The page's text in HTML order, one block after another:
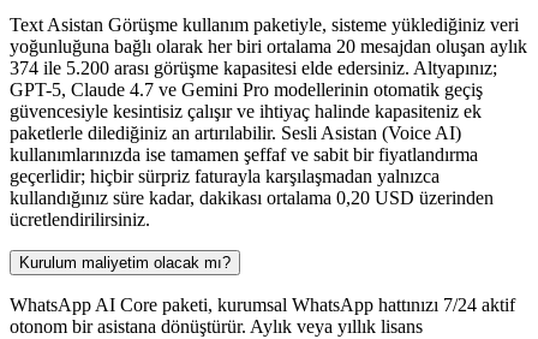
Text Asistan Görüşme kullanım paketiyle, sisteme yüklediğiniz veri
yoğunluğuna bağlı olarak her biri ortalama 20 mesajdan oluşan aylık
374 ile 5.200 arası görüşme kapasitesi elde edersiniz. Altyapınız;
GPT-5, Claude 4.7 ve Gemini Pro modellerinin otomatik geçiş
güvencesiyle kesintisiz çalışır ve ihtiyaç halinde kapasiteniz ek
paketlerle dilediğiniz an artırılabilir. Sesli Asistan (Voice AI)
kullanımlarınızda ise tamamen şeffaf ve sabit bir fiyatlandırma
geçerlidir; hiçbir sürpriz faturayla karşılaşmadan yalnızca
kullandığınız süre kadar, dakikası ortalama 0,20 USD üzerinden
ücretlendirilirsiniz.
Kurulum maliyetim olacak mı?
WhatsApp AI Core paketi, kurumsal WhatsApp hattınızı 7/24 aktif
otonom bir asistana dönüştürür. Aylık veya yıllık lisans